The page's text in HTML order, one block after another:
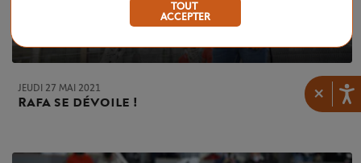
×
JEUDI 27 MAI 2021
Rafa se dévoile !
TOUT
ACCEPTER